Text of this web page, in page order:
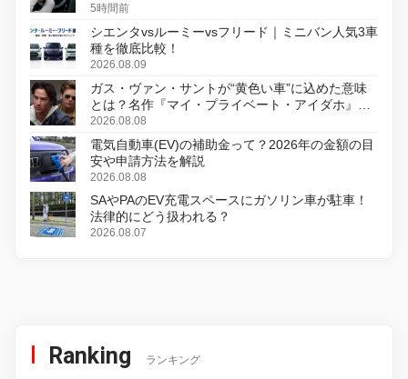
5時間前
シエンタvsルーミーvsフリード｜ミニバン人気3車
種を徹底比較！
2026.08.09
ガス・ヴァン・サントが“黄色い車”に込めた意味
とは？名作『マイ・プライベート・アイダホ』が
初のデジタルリマスター版で復活
2026.08.08
電気自動車(EV)の補助金って？2026年の金額の目
安や申請方法を解説
2026.08.08
SAやPAのEV充電スペースにガソリン車が駐車！
法律的にどう扱われる？
2026.08.07
Ranking ランキング